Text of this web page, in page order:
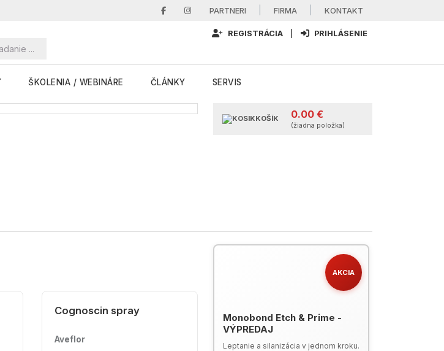
PARTNERI FIRMA KONTAKT
REGISTRÁCIA PRIHLÁSENIE
ŠKOLENIA / WEBINÁRE ČLÁNKY SERVIS
KOŠÍK 0.00 €
(žiadna položka)
Cognoscin spray
Aveflor
AKCIA
Monobond Etch & Prime -
VÝPREDAJ
Leptanie a silanizácia v jednom kroku.